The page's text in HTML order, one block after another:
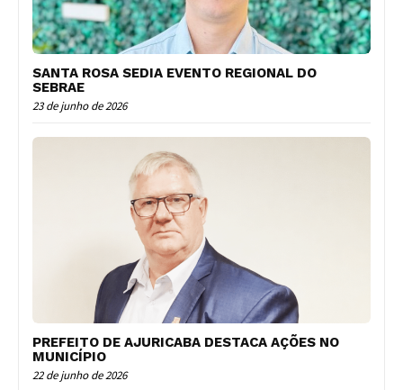
SANTA ROSA SEDIA EVENTO REGIONAL DO
SEBRAE
23 de junho de 2026
PREFEITO DE AJURICABA DESTACA AÇÕES NO
MUNICÍPIO
22 de junho de 2026